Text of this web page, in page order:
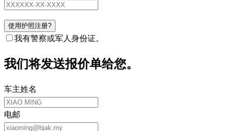
使用护照注册?
我有警察或军人身份证。
我们将发送报价单给您。
车主姓名
电邮